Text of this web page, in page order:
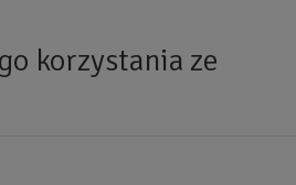
korzystania ze